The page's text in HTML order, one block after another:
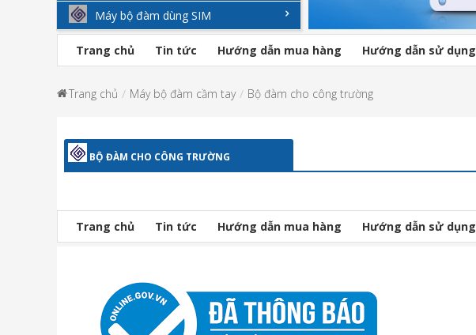
Máy bộ đàm dùng SIM
Trang chủ Tin tức Hướng dẫn mua hàng Hướng dẫn sử dụng
Trang chủ Máy bộ đàm cầm tay Bộ đàm cho công trường
BỘ ĐÀM CHO CÔNG TRƯỜNG
Trang chủ Tin tức Hướng dẫn mua hàng Hướng dẫn sử dụng